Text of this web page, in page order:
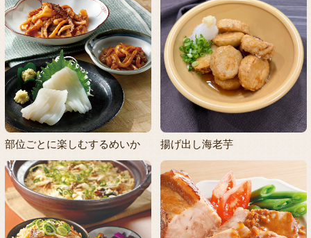
部位ごとに楽しむするめいか 揚げ出し海老芋